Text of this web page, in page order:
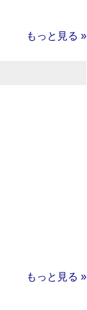
もっと見る »
もっと見る »